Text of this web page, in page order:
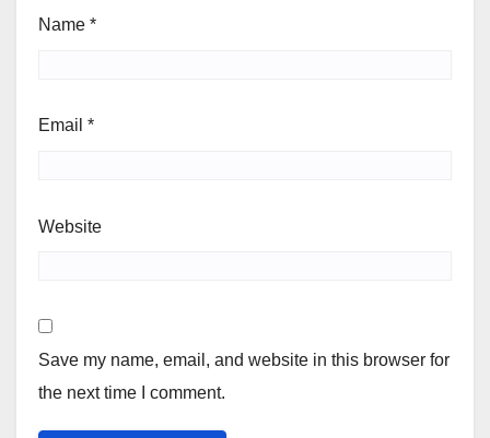
Name *
Email *
Website
Save my name, email, and website in this browser for
the next time I comment.